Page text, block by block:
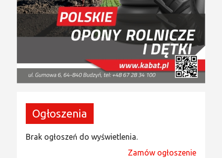
Ogłoszenia
Brak ogłoszeń do wyświetlenia.
Zamów ogłoszenie